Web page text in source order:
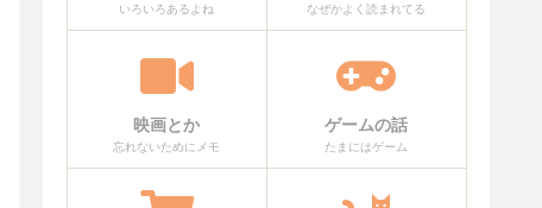
いろいろあるよね なぜかよく読まれてる
映画とか
忘れないためにメモ
ゲームの話
たまにはゲーム